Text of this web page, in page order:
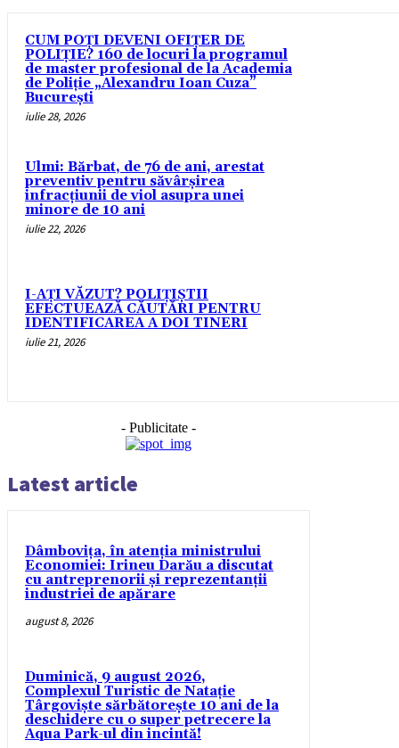
CUM POȚI DEVENI OFIȚER DE
POLIȚIE? 160 de locuri la programul
de master profesional de la Academia
de Poliție „Alexandru Ioan Cuza”
București
iulie 28, 2026
Ulmi: Bărbat, de 76 de ani, arestat
preventiv pentru săvârșirea
infracțiunii de viol asupra unei
minore de 10 ani
iulie 22, 2026
I-AȚI VĂZUT? POLIȚIȘTII
EFECTUEAZĂ CĂUTĂRI PENTRU
IDENTIFICAREA A DOI TINERI
iulie 21, 2026
- Publicitate -
Latest article
Dâmbovița, în atenția ministrului
Economiei: Irineu Darău a discutat
cu antreprenorii și reprezentanții
industriei de apărare
august 8, 2026
Duminică, 9 august 2026,
Complexul Turistic de Natație
Târgoviște sărbătorește 10 ani de la
deschidere cu o super petrecere la
Aqua Park-ul din incintă!